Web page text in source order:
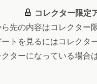
コレクター限定
先の内容はコレクター
トを見るにはコレクタ
ターになっている場合